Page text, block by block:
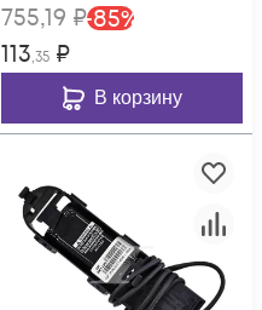
755,19 ₽-85%
113,35 ₽
В корзину